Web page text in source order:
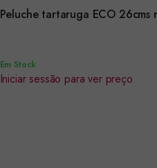
Peluche tartaruga ECO 26cms
Encomendar
Em Stock
Iniciar sessão para ver preço